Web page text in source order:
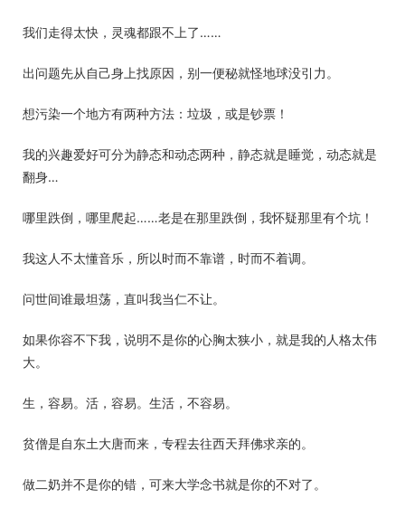
我们走得太快，灵魂都跟不上了……
出问题先从自己身上找原因，别一便秘就怪地球没引力。
想污染一个地方有两种方法：垃圾，或是钞票！
我的兴趣爱好可分为静态和动态两种，静态就是睡觉，动态就是
翻身…
哪里跌倒，哪里爬起……老是在那里跌倒，我怀疑那里有个坑！
我这人不太懂音乐，所以时而不靠谱，时而不着调。
问世间谁最坦荡，直叫我当仁不让。
如果你容不下我，说明不是你的心胸太狭小，就是我的人格太伟
大。
生，容易。活，容易。生活，不容易。
贫僧是自东土大唐而来，专程去往西天拜佛求亲的。
做二奶并不是你的错，可来大学念书就是你的不对了。